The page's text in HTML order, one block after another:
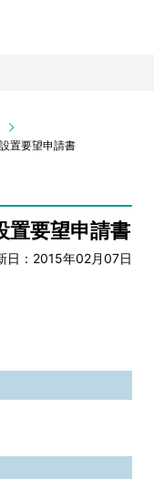
置要望申請書
置要望申請書
日：2015年02月07日